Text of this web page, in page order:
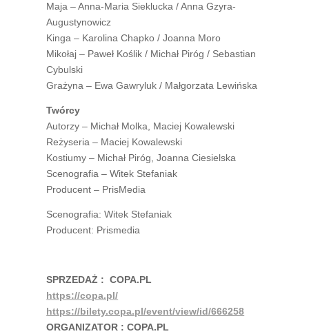
Maja – Anna-Maria Sieklucka / Anna Gzyra-
Augustynowicz
Kinga – Karolina Chapko / Joanna Moro
Mikołaj – Paweł Koślik / Michał Piróg / Sebastian
Cybulski
Grażyna – Ewa Gawryluk / Małgorzata Lewińska
Twórcy
Autorzy – Michał Molka, Maciej Kowalewski
Reżyseria – Maciej Kowalewski
Kostiumy – Michał Piróg, Joanna Ciesielska
Scenografia – Witek Stefaniak
Producent – PrisMedia
Scenografia: Witek Stefaniak
Producent: Prismedia
SPRZEDAŻ : COPA.PL
https://copa.pl/
https://bilety.copa.pl/event/view/id/666258
ORGANIZATOR : COPA.PL